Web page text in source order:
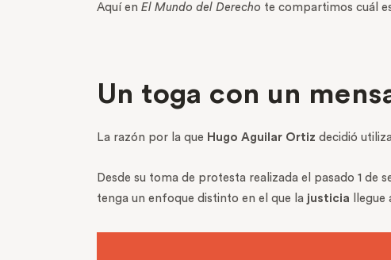
Aquí en El Mundo del Derecho te compartimos cuál
Un toga con un
La razón por la que Hugo Aguilar Ortiz decidió
Desde su toma de protesta realizada el pasado 1 de
tenga un enfoque distinto en el que la justicia llegue